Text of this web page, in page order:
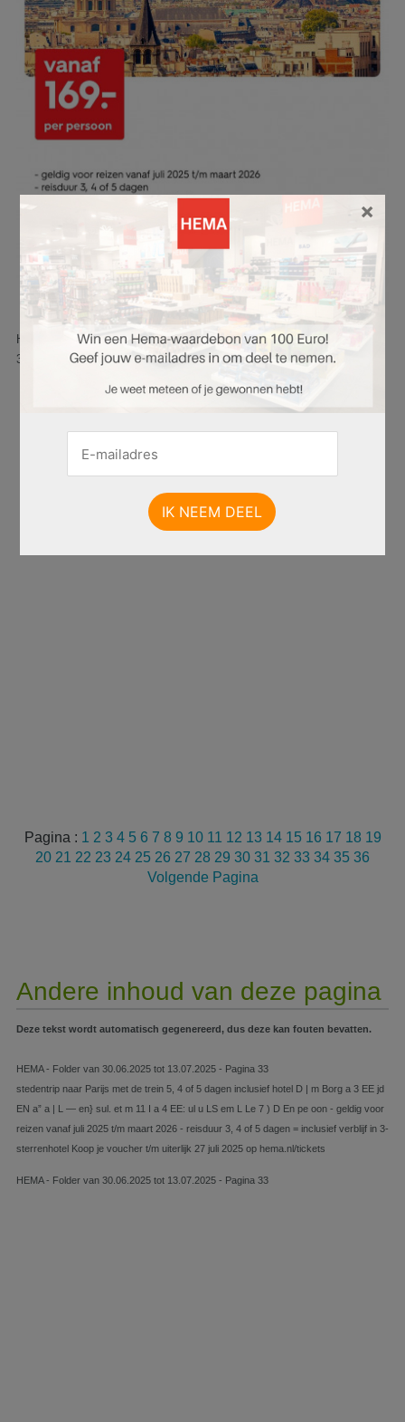
Hier is pagina 33 van 36 pagina's van de HEMA folder, geldig van
30.06.2025 tot 13.07.2025.
Pagina : 1 2 3 4 5 6 7 8 9 10 11 12 13 14 15 16 17 18 19
20 21 22 23 24 25 26 27 28 29 30 31 32 33 34 35 36
Volgende Pagina
Andere inhoud van deze pagina
Deze tekst wordt automatisch gegenereerd, dus deze kan fouten bevatten.
HEMA - Folder van 30.06.2025 tot 13.07.2025 - Pagina 33
stedentrip naar Parijs met de trein 5, 4 of 5 dagen inclusief hotel D | m Borg a 3 EE jd
EN a” a | L — en} sul. et m 11 I a 4 EE: ul u LS em L Le 7 ) D En pe oon - geldig voor
reizen vanaf juli 2025 t/m maart 2026 - reisduur 3, 4 of 5 dagen = inclusief verblijf in 3-
sterrenhotel Koop je voucher t/m uiterlijk 27 juli 2025 op hema.nl/tickets
HEMA - Folder van 30.06.2025 tot 13.07.2025 - Pagina 33
×